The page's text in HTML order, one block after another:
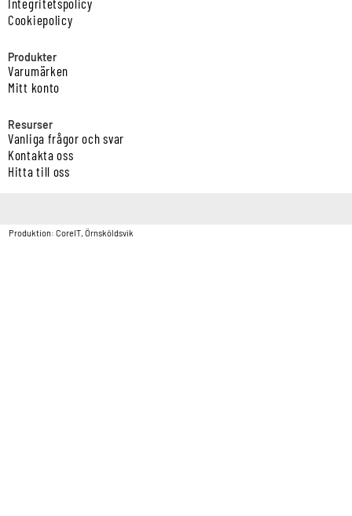
Cookiepolicy
Produkter
Varumärken
Mitt konto
Resurser
Vanliga frågor och svar
Kontakta oss
Hitta till oss
Produktion: CoreIT, Örnsköldsvik